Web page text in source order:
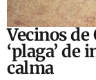
Vecinos de
‘plaga’ de
calma